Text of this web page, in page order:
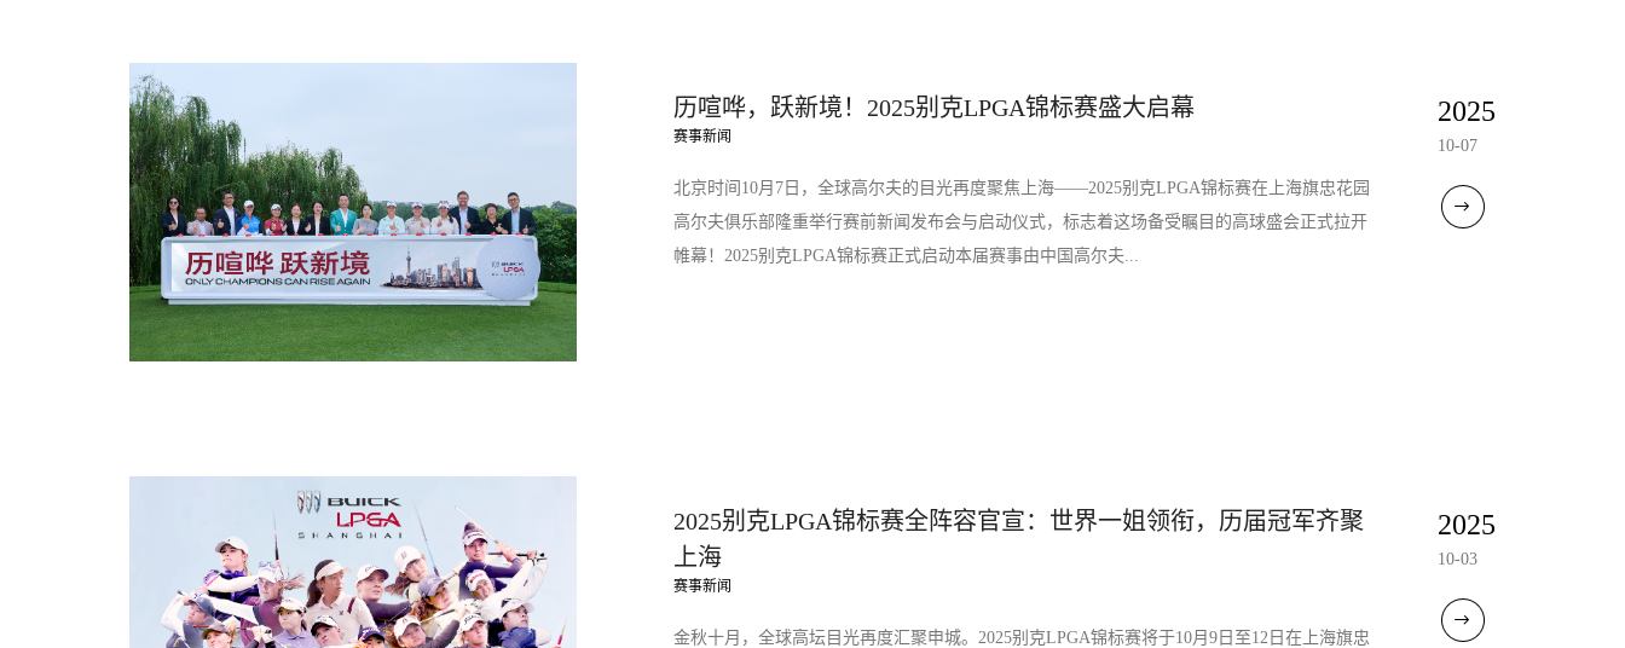
历喧哗，跃新境！2025别克LPGA锦标赛盛大启幕
赛事新闻
北京时间10月7日，全球高尔夫的目光再度聚焦上海——2025别克LPGA锦标赛在上海旗忠花园
高尔夫俱乐部隆重举行赛前新闻发布会与启动仪式，标志着这场备受瞩目的高球盛会正式拉开
帷幕！2025别克LPGA锦标赛正式启动本届赛事由中国高尔夫...
2025
10-07
2025别克LPGA锦标赛全阵容官宣：世界一姐领衔，历届冠军齐聚
上海
赛事新闻
金秋十月，全球高坛目光再度汇聚申城。2025别克LPGA锦标赛将于10月9日至12日在上海旗忠
2025
10-03